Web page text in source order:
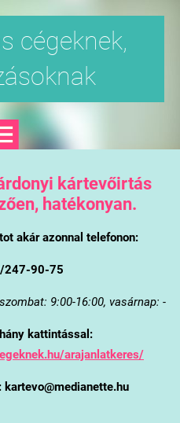
cégeknek,
kártevőirtás
hatékonyan.
akár azonnal telefonon:
247-90-75
9:00-16:00, vasárnap: -
kattintással:
arajanlatkeres/